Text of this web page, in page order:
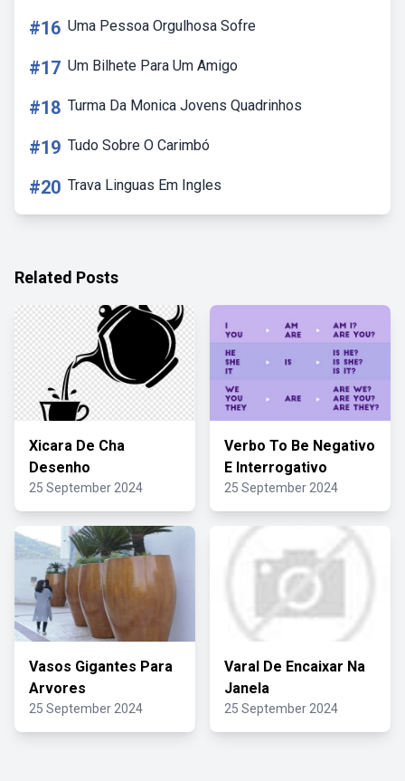
#16 Uma Pessoa Orgulhosa Sofre
#17 Um Bilhete Para Um Amigo
#18 Turma Da Monica Jovens Quadrinhos
#19 Tudo Sobre O Carimbó
#20 Trava Linguas Em Ingles
Related Posts
Xicara De Cha
Desenho
25 September 2024
Verbo To Be Negativo
E Interrogativo
25 September 2024
Vasos Gigantes Para
Arvores
25 September 2024
Varal De Encaixar Na
Janela
25 September 2024